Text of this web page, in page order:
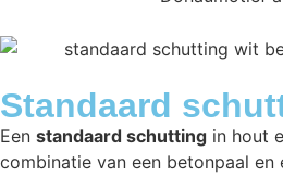
Standaard
Een standaard schutting in hout
combinatie van een betonpaal en